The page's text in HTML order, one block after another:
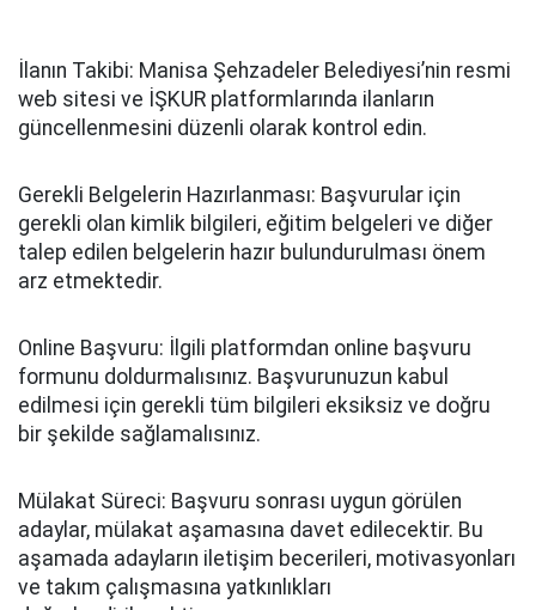
İlanın Takibi: Manisa Şehzadeler Belediyesi’nin resmi
web sitesi ve İŞKUR platformlarında ilanların
güncellenmesini düzenli olarak kontrol edin.
Gerekli Belgelerin Hazırlanması: Başvurular için
gerekli olan kimlik bilgileri, eğitim belgeleri ve diğer
talep edilen belgelerin hazır bulundurulması önem
arz etmektedir.
Online Başvuru: İlgili platformdan online başvuru
formunu doldurmalısınız. Başvurunuzun kabul
edilmesi için gerekli tüm bilgileri eksiksiz ve doğru
bir şekilde sağlamalısınız.
Mülakat Süreci: Başvuru sonrası uygun görülen
adaylar, mülakat aşamasına davet edilecektir. Bu
aşamada adayların iletişim becerileri, motivasyonları
ve takım çalışmasına yatkınlıkları